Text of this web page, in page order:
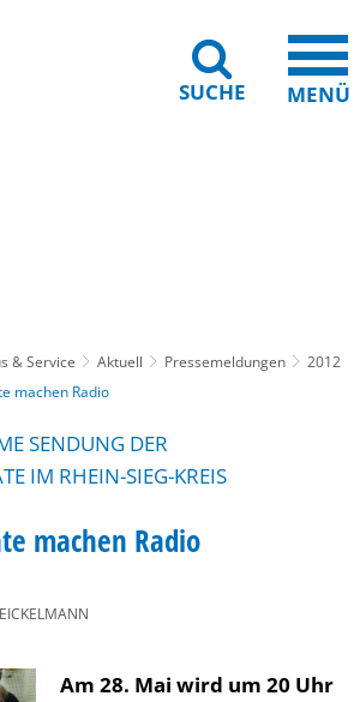
SUCHE MENÜ
& Service Aktuell Pressemeldungen
2012
machen Radio
SENDUNG DER
IM RHEIN-SIEG-KREIS
machen Radio
Am 28. Mai wird um 20 Uhr